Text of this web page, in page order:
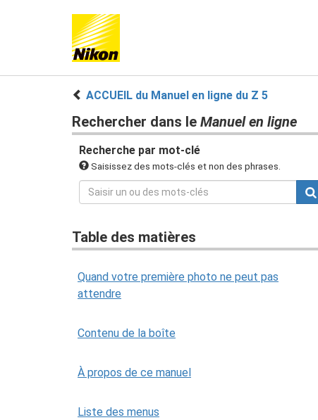
ACCUEIL du Manuel en ligne du Z 5
Rechercher dans le Manuel en ligne
Recherche par mot-clé
Saisissez des mots-clés et non des phrases.
Table des matières
Quand votre première photo ne peut pas
attendre
Contenu de la boîte
À propos de ce manuel
Liste des menus